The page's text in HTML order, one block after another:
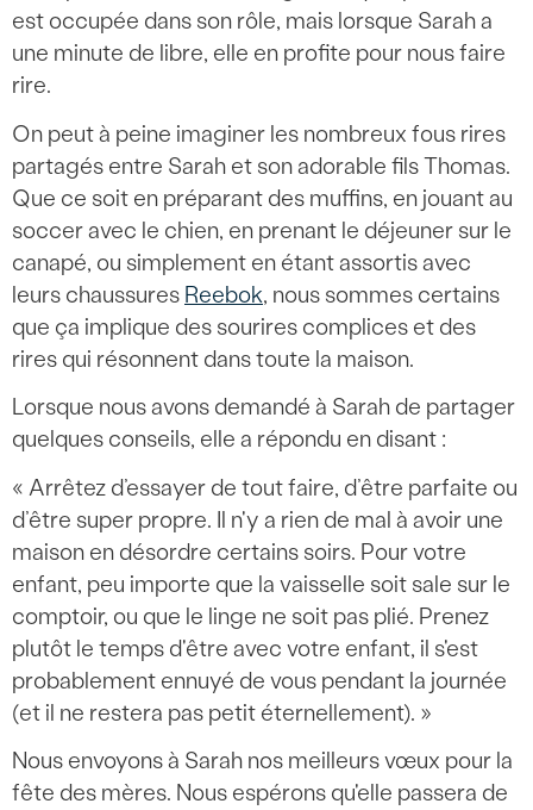
est occupée dans son rôle, mais lorsque Sarah a
une minute de libre, elle en profite pour nous faire
rire.
On peut à peine imaginer les nombreux fous rires
partagés entre Sarah et son adorable fils Thomas.
Que ce soit en préparant des muffins, en jouant au
soccer avec le chien, en prenant le déjeuner sur le
canapé, ou simplement en étant assortis avec
leurs chaussures Reebok, nous sommes certains
que ça implique des sourires complices et des
rires qui résonnent dans toute la maison.
Lorsque nous avons demandé à Sarah de partager
quelques conseils, elle a répondu en disant :
« Arrêtez d’essayer de tout faire, d’être parfaite ou
d’être super propre. Il n'y a rien de mal à avoir une
maison en désordre certains soirs. Pour votre
enfant, peu importe que la vaisselle soit sale sur le
comptoir, ou que le linge ne soit pas plié. Prenez
plutôt le temps d'être avec votre enfant, il s'est
probablement ennuyé de vous pendant la journée
(et il ne restera pas petit éternellement). »
Nous envoyons à Sarah nos meilleurs vœux pour la
fête des mères. Nous espérons qu'elle passera de